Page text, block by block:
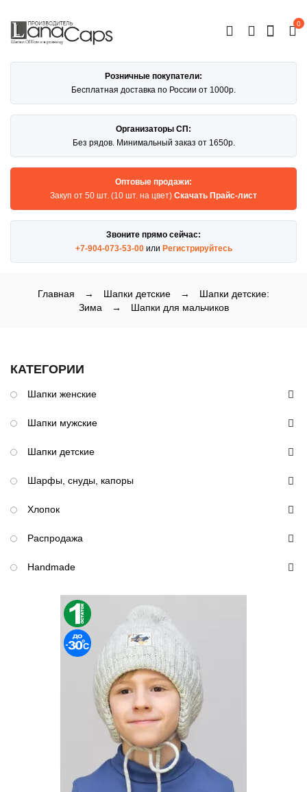
0
КАТАЛОГ
Розничные покупатели:
Бесплатная доставка по России от 1000р.
Организаторы СП:
Без рядов. Минимальный заказ от 1650р.
Оптовые продажи:
Закуп от 50 шт. (10 шт. на цвет) Скачать Прайс-лист
Звоните прямо сейчас:
+7-904-073-53-00или Регистрируйтесь
Главная → Шапки детские →
Шапки детские:
Зима
→ Шапки для мальчиков
КАТЕГОРИИ
Шапки женские
Шапки мужские
Шапки детские
Шарфы, снуды, капоры
Хлопок
Распродажа
Handmade